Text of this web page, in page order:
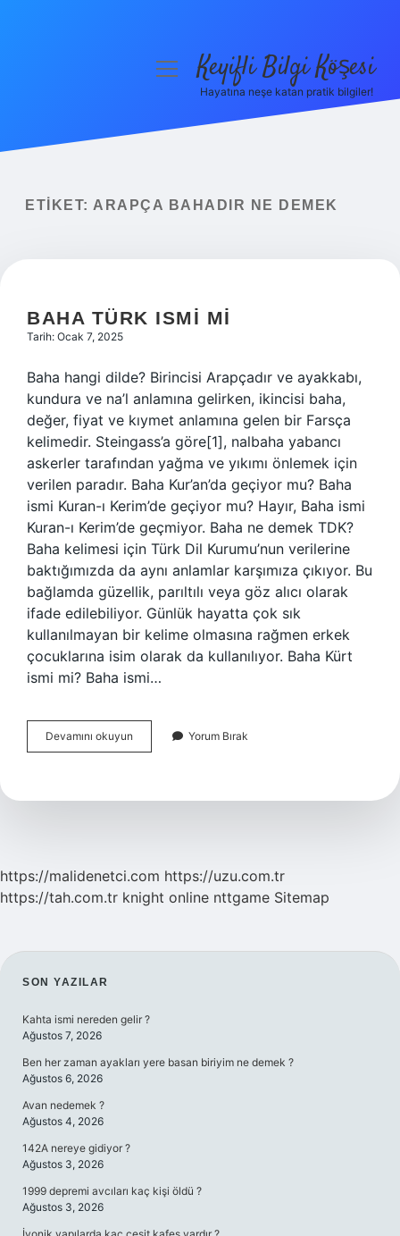
Yasal Uyarı
menüyüKeyifli Bilgi Köşesi
Hayatına neşe katan pratik bilgiler!
ETIKET: ARAPÇA BAHADIR NE DEMEK
BAHA TÜRK ISMI MI
Tarih: Ocak 7, 2025
Baha hangi dilde? Birincisi Arapçadır ve ayakkabı,
kundura ve na’l anlamına gelirken, ikincisi baha,
değer, fiyat ve kıymet anlamına gelen bir Farsça
kelimedir. Steingass’a göre[1], nalbaha yabancı
askerler tarafından yağma ve yıkımı önlemek için
verilen paradır. Baha Kur’an’da geçiyor mu? Baha
ismi Kuran-ı Kerim’de geçiyor mu? Hayır, Baha ismi
Kuran-ı Kerim’de geçmiyor. Baha ne demek TDK?
Baha kelimesi için Türk Dil Kurumu’nun verilerine
baktığımızda da aynı anlamlar karşımıza çıkıyor. Bu
bağlamda güzellik, parıltılı veya göz alıcı olarak
ifade edilebiliyor. Günlük hayatta çok sık
kullanılmayan bir kelime olmasına rağmen erkek
çocuklarına isim olarak da kullanılıyor. Baha Kürt
ismi mi? Baha ismi…
Devamını okuyun
Türk
Yorum Bırak
https://malidenetci.com https://uzu.com.tr
https://tah.com.tr knight online nttgame Sitemap
SIDEBAR
SON YAZILAR
Kahta ismi nereden gelir ?
Ağustos 7, 2026
Ben her zaman ayakları yere basan biriyim ne demek ?
Ağustos 6, 2026
Avan nedemek ?
Ağustos 4, 2026
142A nereye gidiyor ?
Ağustos 3, 2026
1999 depremi avcıları kaç kişi öldü ?
Ağustos 3, 2026